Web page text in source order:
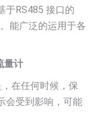
于RS485 接口的
能广泛的运用于各
量计
在任何时候，保
会受到影响，可能